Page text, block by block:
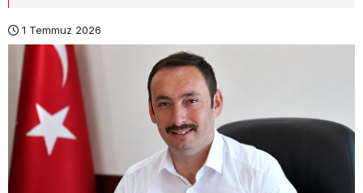
1 Temmuz 2026